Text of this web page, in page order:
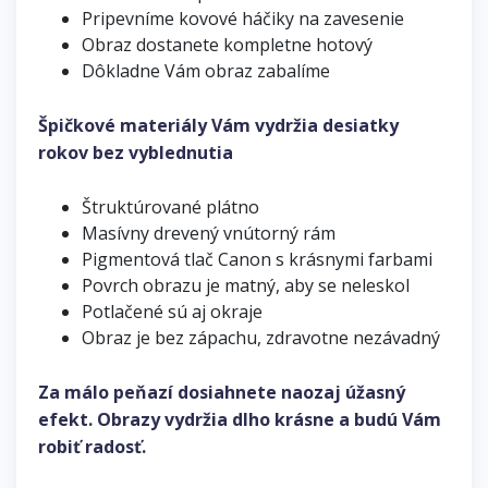
Pripevníme kovové háčiky na zavesenie
Obraz dostanete kompletne hotový
Dôkladne Vám obraz zabalíme
Špičkové materiály Vám vydržia desiatky
rokov bez vyblednutia
Štruktúrované plátno
Masívny drevený vnútorný rám
Pigmentová tlač Canon s krásnymi farbami
Povrch obrazu je matný, aby se neleskol
Potlačené sú aj okraje
Obraz je bez zápachu, zdravotne nezávadný
Za málo peňazí dosiahnete naozaj úžasný
efekt. Obrazy vydržia dlho krásne a budú Vám
robiť radosť.